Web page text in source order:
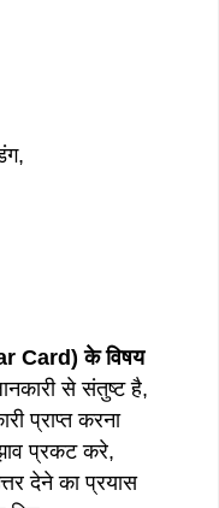
Card) के विषय
से संतुष्ट है,
प्राप्त करना
प्रकट करे,
देने का प्रयास